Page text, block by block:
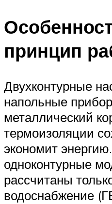
принцип
Двухконтурные
напольные
металлический
термоизоляции
экономит
одноконтурные
рассчитаны
водоснабжение